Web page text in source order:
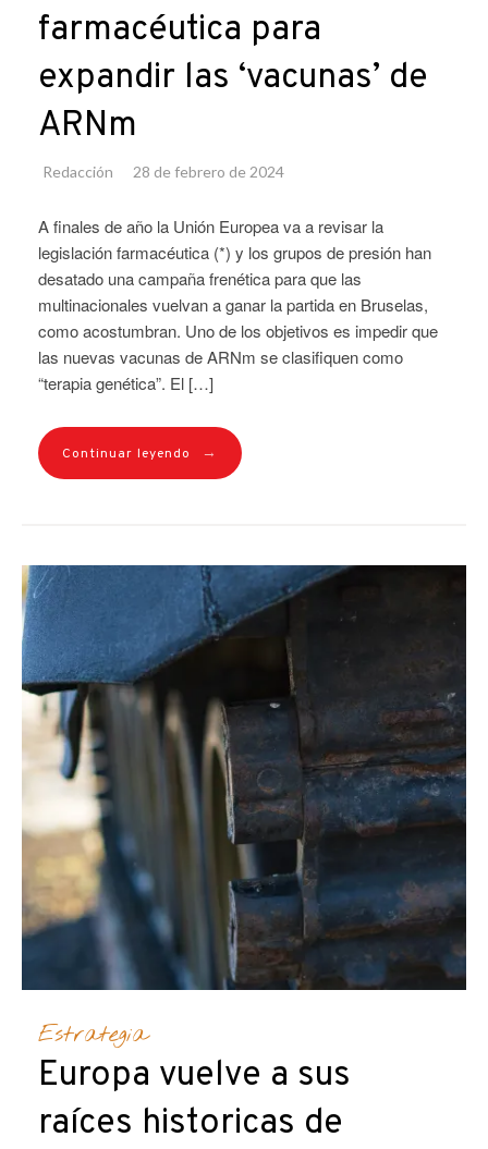
farmacéutica para
expandir las ‘vacunas’ de
ARNm
Redacción 28 de febrero de 2024
A finales de año la Unión Europea va a revisar la
legislación farmacéutica (*) y los grupos de presión han
desatado una campaña frenética para que las
multinacionales vuelvan a ganar la partida en Bruselas,
como acostumbran. Uno de los objetivos es impedir que
las nuevas vacunas de ARNm se clasifiquen como
“terapia genética”. El […]
Continuar leyendo →
Estrategia
Europa vuelve a sus
raíces historicas de